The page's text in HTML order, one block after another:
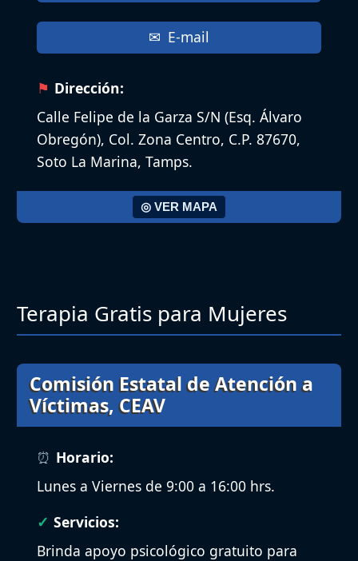
E-mail
Dirección:
Calle Felipe de la Garza S/N (Esq. Álvaro
Obregón), Col. Zona Centro, C.P. 87670,
Soto La Marina, Tamps.
◎ VER MAPA
Terapia Gratis para Mujeres
Comisión Estatal de Atención a
Víctimas, CEAV
Horario:
Lunes a Viernes de 9:00 a 16:00 hrs.
Servicios:
Brinda apoyo psicológico gratuito para